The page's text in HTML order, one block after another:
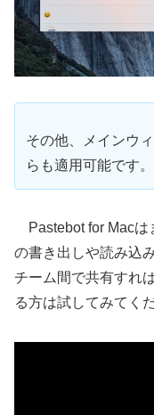
その他、メインウ
らも適用可能です。
Pastebot for Macは
の書き出しや読み込
チーム間で共有すれ
る方は試してみてく